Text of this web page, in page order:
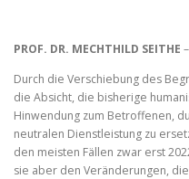
PROF. DR. MECHTHILD SEITHE
Durch die Verschiebung des
die Absicht, die bisherige
Hinwendung zum Betroffenen,
neutralen Dienstleistung zu
den meisten Fällen zwar erst
sie aber den Veränderungen,